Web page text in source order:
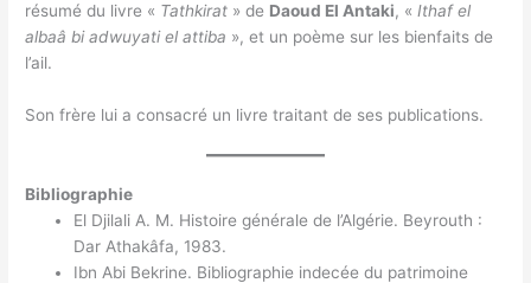
résumé du livre « Tathkirat » de Daoud El Antaki, « Ithaf el
albaâ bi adwuyati el attiba », et un poème sur les bienfaits de
l’ail.
Son frère lui a consacré un livre traitant de ses publications.
Bibliographie
El Djilali A. M. Histoire générale de l’Algérie. Beyrouth :
Dar Athakâfa, 1983.
Ibn Abi Bekrine. Bibliographie indecée du patrimoine